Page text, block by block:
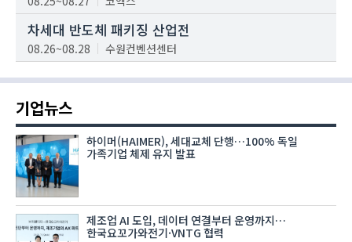
차세대 반도체 패키징 산업전
08.26~08.28 수원컨벤션센터
기업뉴스
하이머(HAIMER), 세대교체 단행…100% 독일
가족기업 체제 유지 발표
제조업 AI 도입, 데이터 연결부터 운영까지…
한국요꼬가와전기·VNTG 협력